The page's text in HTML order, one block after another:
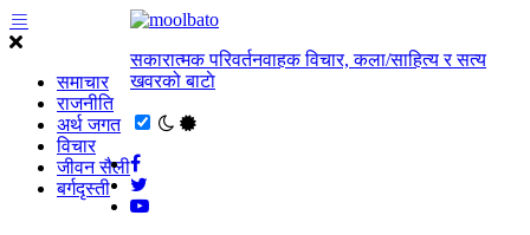
समाचार
राजनीति
अर्थ जगत
विचार
जीवन सैली
बर्गदृस्ती
सकारात्मक परिवर्तनवाहक विचार, कला/साहित्य र सत्य
खवरको बाटाे